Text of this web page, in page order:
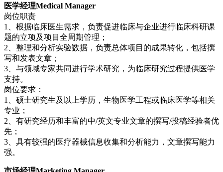
医学经理Medical Manager
岗位职责
1、根据临床医生需求，负责促进临床与企业进行临床科研课
题的立项及项目全周期管理；
2、整理和分析实验数据，负责总体项目的成果转化，包括撰
写和发表文章；
3、与领域专家共同进行学术研究，为临床研究过程提供医学
支持。
岗位要求：
1、硕士研究生及以上学历，生物医学工程或临床医学等相关
专业；
2、有研究经历和丰富的中/英文专业文章的撰写/投稿经验者优
先；
3、具有较强的医疗器械信息收集和分析能力，文章撰写能力
强。